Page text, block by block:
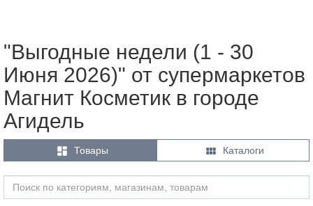
"Выгодные недели (1 - 30
Июня 2026)" от супермаркетов
Магнит Косметик в городе
Агидель
 Товары  Каталоги